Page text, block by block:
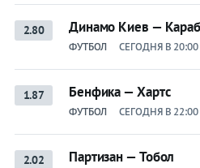
2.80 Динамо Киев —
ФУТБОЛ СЕГОДНЯ В 20:00
1.87 Бенфика — Хартс
ФУТБОЛ СЕГОДНЯ В 22:00
2.02 Партизан — Тобол